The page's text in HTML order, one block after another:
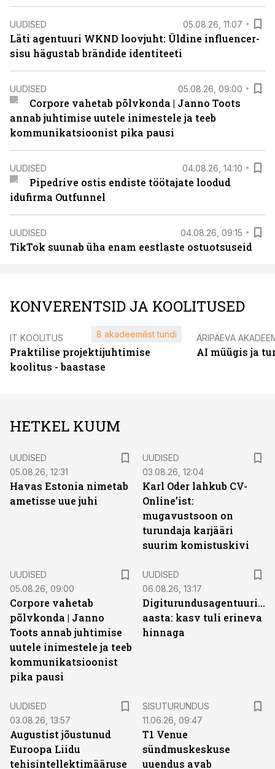
UUDISED 05.08.26, 11:07
Läti agentuuri WKND loovjuht: Üldine influencer-
sisu hägustab brändide identiteeti
UUDISED 05.08.26, 09:00
Corpore vahetab põlvkonda | Janno Toots
annab juhtimise uutele inimestele ja teeb
kommunikatsioonist pika pausi
UUDISED 04.08.26, 14:10
Pipedrive ostis endiste töötajate loodud
idufirma Outfunnel
UUDISED 04.08.26, 09:15
TikTok suunab üha enam eestlaste ostuotsuseid
KONVERENTSID JA KOOLITUSED
IT KOOLITUS
Praktilise projektijuhtimise
koolitus - baastase
8 akadeemilist tundi ÄRIPÄEVA
AI müügis ja
HETKEL KUUM
UUDISED
05.08.26, 12:31
Havas Estonia nimetab
ametisse uue juhi
UUDISED
03.08.26, 12:04
Karl Oder lahkub CV-
Online’ist:
mugavustsoon on
turundaja karjääri
suurim komistuskivi
UUDISED
05.08.26, 09:00
Corpore vahetab
põlvkonda | Janno
Toots annab juhtimise
uutele inimestele ja teeb
kommunikatsioonist
pika pausi
UUDISED
06.08.26, 13:17
Digiturundusagentuuride
aasta: kasv tuli erineva
hinnaga
UUDISED
03.08.26, 13:57
Augustist jõustunud
Euroopa Liidu
tehisintellektimääruse
SISUTURUNDUS
11.06.26, 09:47
T1 Venue
sündmuskeskuse
uuendus avab